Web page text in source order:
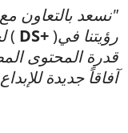
"نسعد بالتعاون
رؤيتنا في(
DS+
)
قدرة المحتوى
آفاقاً جديدة